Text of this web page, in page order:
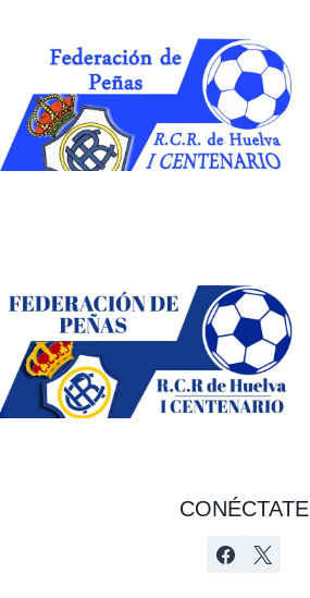
CONÉCTATE